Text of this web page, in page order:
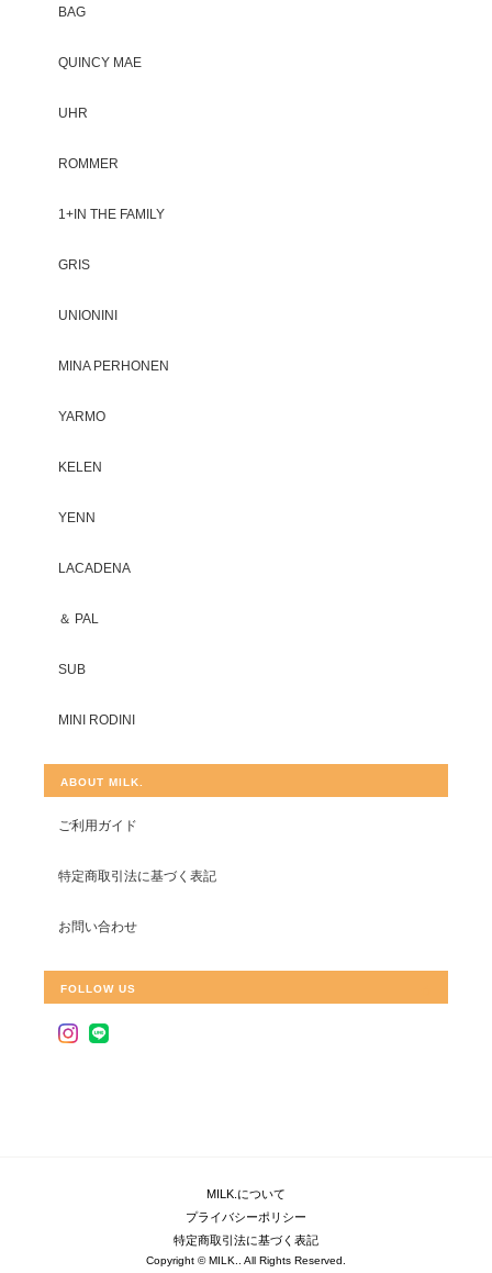
BAG
QUINCY MAE
UHR
ROMMER
1+IN THE FAMILY
GRIS
UNIONINI
MINA PERHONEN
YARMO
KELEN
YENN
LACADENA
＆ PAL
SUB
MINI RODINI
ABOUT MILK.
ご利用ガイド
特定商取引法に基づく表記
お問い合わせ
FOLLOW US
MILK.について
プライバシーポリシー
特定商取引法に基づく表記
Copyright © MILK.. All Rights Reserved.